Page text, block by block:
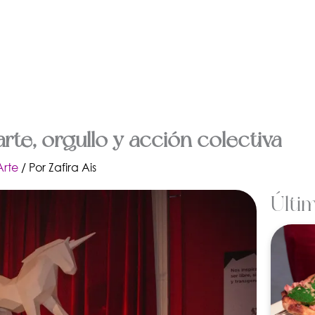
orgullo y acción colectiva
/ Por Zafira Ais